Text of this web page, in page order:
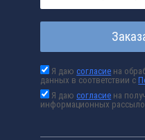
Я даюсогласие на
данных в соответствии с
Я даюсогласие на
информационных